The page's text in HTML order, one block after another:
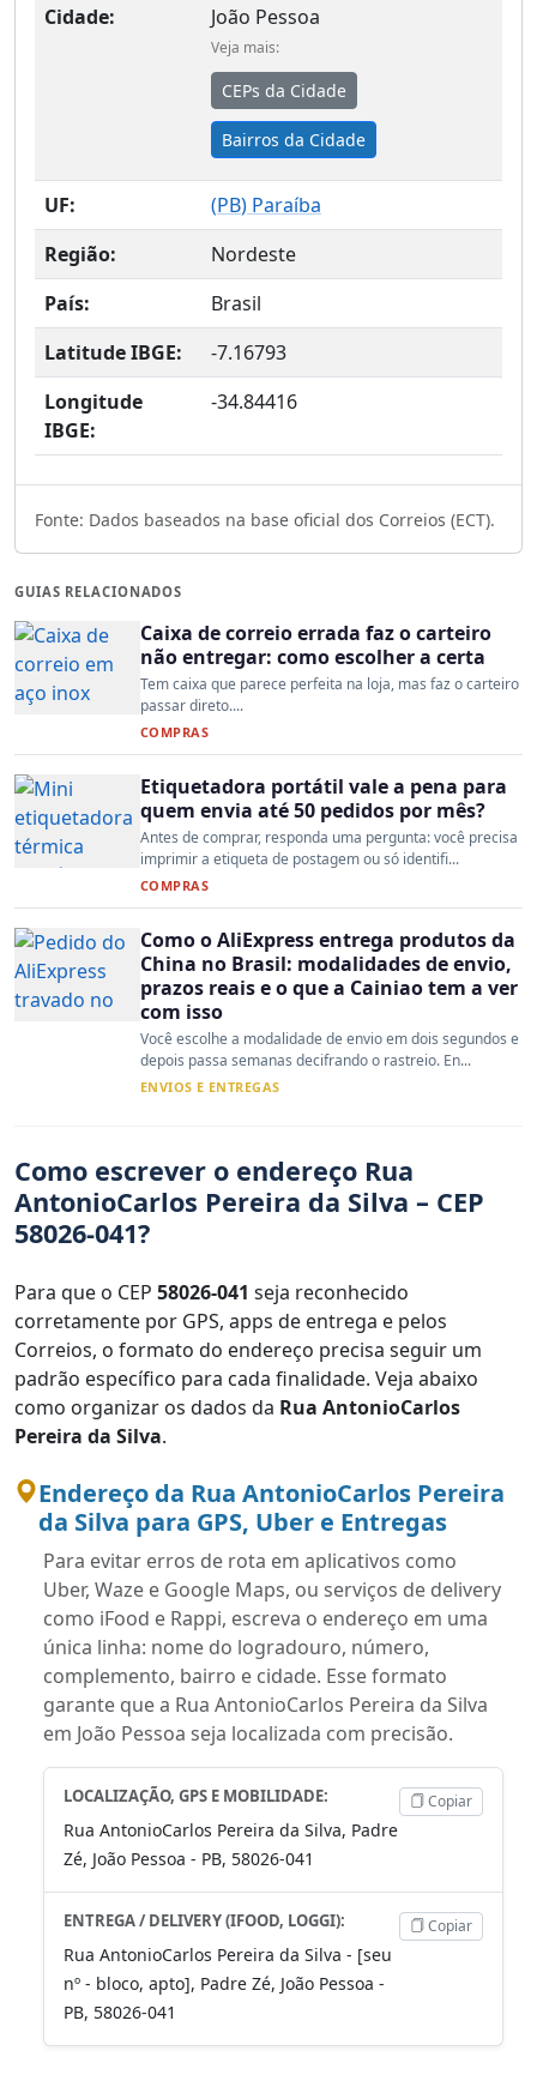
Cidade: João Pessoa
Veja mais:
CEPs da Cidade
Bairros da Cidade
UF: (PB) Paraíba
Região:
Nordeste
País:
Brasil
Latitude IBGE:
-7.16793
Longitude
IBGE:
-34.84416
Fonte: Dados baseados na base oficial dos Correios (ECT).
GUIAS RELACIONADOS
Caixa de correio errada faz o carteiro
não entregar: como escolher a certa
Tem caixa que parece perfeita na loja, mas faz o carteiro
passar direto....
COMPRAS
Etiquetadora portátil vale a pena para
quem envia até 50 pedidos por mês?
Antes de comprar, responda uma pergunta: você precisa
imprimir a etiqueta de postagem ou só identifi...
COMPRAS
Como o AliExpress entrega produtos da
China no Brasil: modalidades de envio,
prazos reais e o que a Cainiao tem a ver
com isso
Você escolhe a modalidade de envio em dois segundos e
depois passa semanas decifrando o rastreio. En...
ENVIOS E ENTREGAS
Como escrever o endereço Rua
AntonioCarlos Pereira da Silva – CEP
58026-041?
Para que o CEP 58026-041 seja reconhecido
corretamente por GPS, apps de entrega e pelos
Correios, o formato do endereço precisa seguir um
padrão específico para cada finalidade. Veja abaixo
como organizar os dados da Rua AntonioCarlos
Pereira da Silva.
Endereço da Rua AntonioCarlos Pereira
da Silva para GPS, Uber e Entregas
Para evitar erros de rota em aplicativos como
Uber, Waze e Google Maps, ou serviços de delivery
como iFood e Rappi, escreva o endereço em uma
única linha: nome do logradouro, número,
complemento, bairro e cidade. Esse formato
garante que a Rua AntonioCarlos Pereira da Silva
em João Pessoa seja localizada com precisão.
LOCALIZAÇÃO, GPS E MOBILIDADE:
Rua AntonioCarlos Pereira da Silva, Padre
Zé, João Pessoa - PB, 58026-041
Copiar
ENTREGA / DELIVERY (IFOOD, LOGGI):
Rua AntonioCarlos Pereira da Silva - [seu
nº - bloco, apto], Padre Zé, João Pessoa -
PB, 58026-041
Copiar